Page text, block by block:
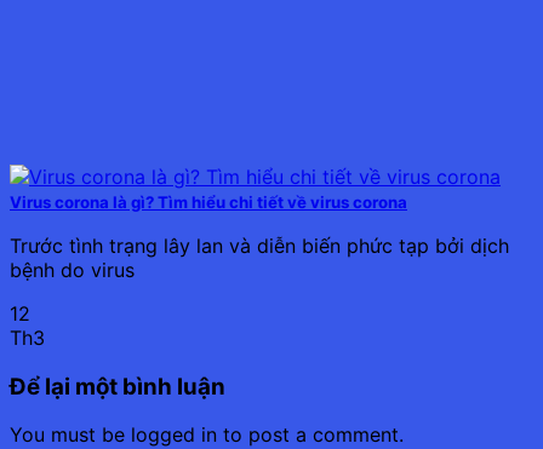
Virus corona là gì? Tìm hiểu chi tiết về virus corona
Trước tình trạng lây lan và diễn biến phức tạp bởi dịch
bệnh do virus
12
Th3
Để lại một bình luận
You must be logged in to post a comment.